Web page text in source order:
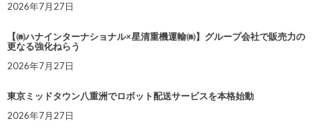
2026年7月27日
【㈱ハナインターナショナル×星清重機運輸㈱】グループ会社で販売力の
更なる強化ねらう
2026年7月27日
東京ミッドタウン八重洲でロボット配送サービスを本格始動
2026年7月27日